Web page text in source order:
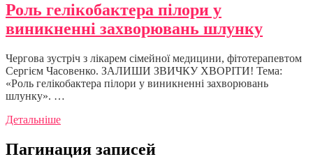
Роль гелікобактера пілори у
виникненні захворювань шлунку
Чергова зустріч з лікарем сімейної медицини, фітотерапевтом
Сергієм Часовенко. ЗАЛИШИ ЗВИЧКУ ХВОРІТИ! Тема:
«Роль гелікобактера пілори у виникненні захворювань
шлунку». …
Детальніше
Пагинация записей